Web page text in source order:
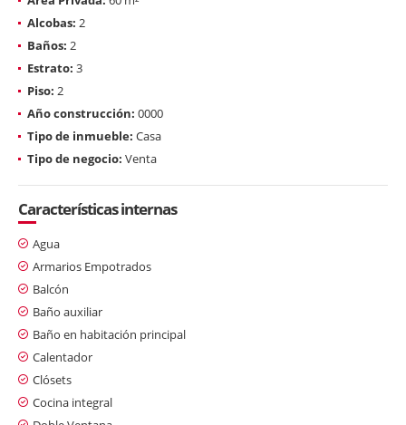
Alcobas: 2
Baños: 2
Estrato: 3
Piso: 2
Año construcción: 0000
Tipo de inmueble: Casa
Tipo de negocio: Venta
Características internas
Agua
Armarios Empotrados
Balcón
Baño auxiliar
Baño en habitación principal
Calentador
Clósets
Cocina integral